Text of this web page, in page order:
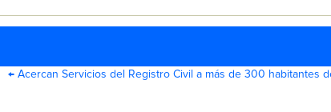
← Acercan Servicios del Registro Civil a más de 300 habitantes